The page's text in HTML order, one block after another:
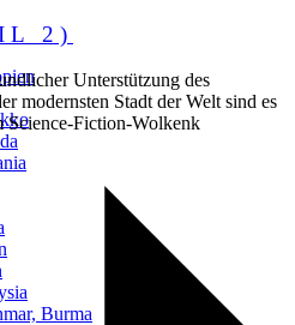
Burma
2)
Unterstützung des
modernsten Stadt der Welt sind es
Science-Fiction-Wolkenk